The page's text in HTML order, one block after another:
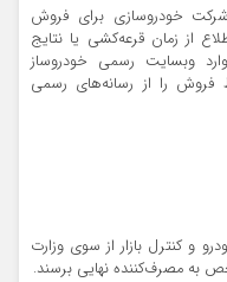
خودروسازی برای فروش
از زمان قرعه‌کشی یا نتایج
وبسایت رسمی خودروساز
فروش را از رسانه‌های رسمی
و کنترل بازار از سوی وزارت
به مصرف‌کننده نهایی برسند.